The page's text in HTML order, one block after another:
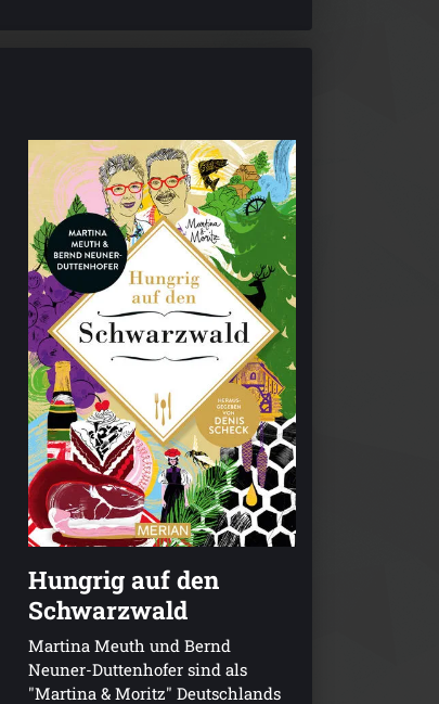
Hungrig auf den
Schwarzwald
Martina Meuth und Bernd
Neuner-Duttenhofer sind als
"Martina & Moritz" Deutschlands